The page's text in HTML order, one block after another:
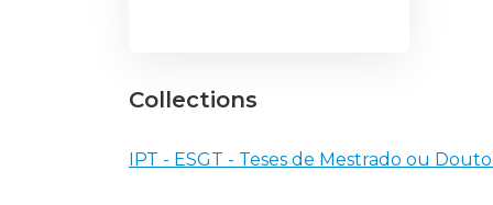
Collections
IPT - ESGT - Teses de Mestrado ou